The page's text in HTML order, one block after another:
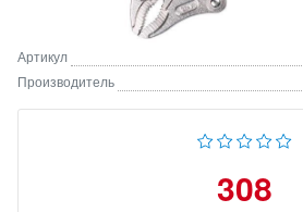
Артикул
Производитель
308